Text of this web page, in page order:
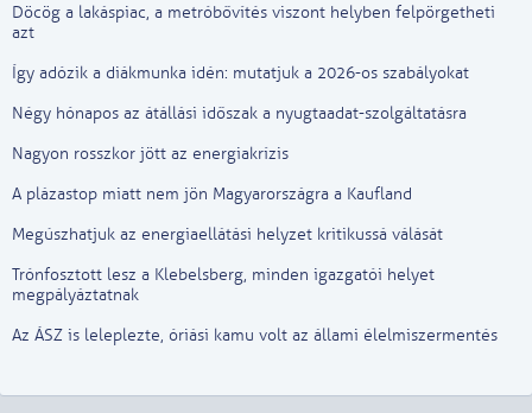
Döcög a lakáspiac, a metróbővítés viszont helyben felpörgetheti
azt
Így adózik a diákmunka idén: mutatjuk a 2026-os szabályokat
Négy hónapos az átállási időszak a nyugtaadat-szolgáltatásra
Nagyon rosszkor jött az energiakrízis
A plázastop miatt nem jön Magyarországra a Kaufland
Megúszhatjuk az energiaellátási helyzet kritikussá válását
Trónfosztott lesz a Klebelsberg, minden igazgatói helyet
megpályáztatnak
Az ÁSZ is leleplezte, óriási kamu volt az állami élelmiszermentés